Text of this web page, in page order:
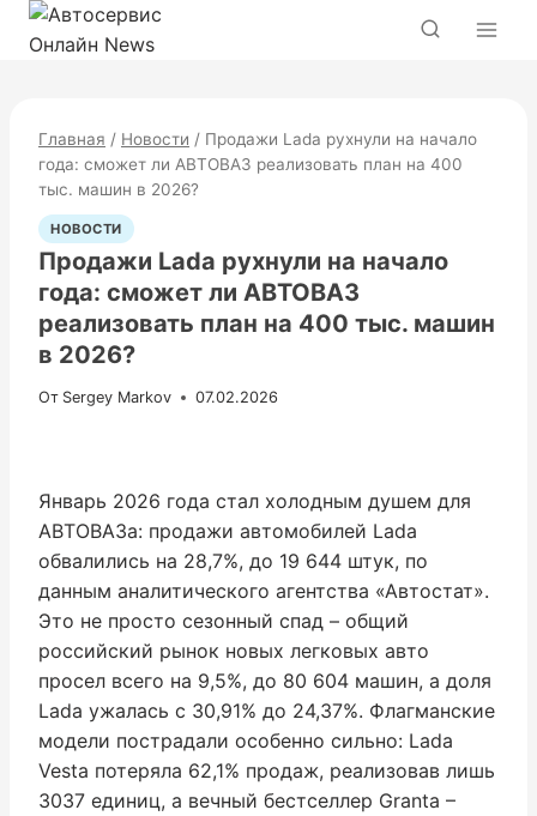
Перейти
Главная / Новости / Продажи Lada рухнули на начало
года: сможет ли АВТОВАЗ реализовать план на 400
тыс. машин в 2026?
НОВОСТИ
Продажи Lada рухнули на начало
года: сможет ли АВТОВАЗ
реализовать план на 400 тыс. машин
в 2026?
От Sergey Markov 07.02.2026
Январь 2026 года стал холодным душем для
АВТОВАЗа: продажи автомобилей Lada
обвалились на 28,7%, до 19 644 штук, по
данным аналитического агентства «Автостат».
Это не просто сезонный спад – общий
российский рынок новых легковых авто
просел всего на 9,5%, до 80 604 машин, а доля
Lada ужалась с 30,91% до 24,37%. Флагманские
модели пострадали особенно сильно: Lada
Vesta потеряла 62,1% продаж, реализовав лишь
3037 единиц, а вечный бестселлер Granta –